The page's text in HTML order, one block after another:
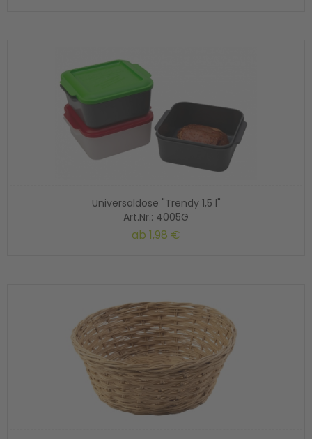
Universaldose "Trendy 1,5 l"
Art.Nr.: 4005G
ab 1,98 €